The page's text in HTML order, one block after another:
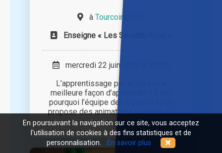
à Tourcoing (59)
Enseigne « Les Savants Fous »
mercredi 22 juin 2022 à 11h00
L’apprentissage par le jeu est la
meilleure façon d’apprendre ! C’est
pourquoi l’équipe des Savants Fous
propose des animations ludiques [...]
En poursuivant la navigation sur ce site, vous acceptez
l'utilisation de cookies à des fins statistiques et de
personnalisation.
En savoir plus